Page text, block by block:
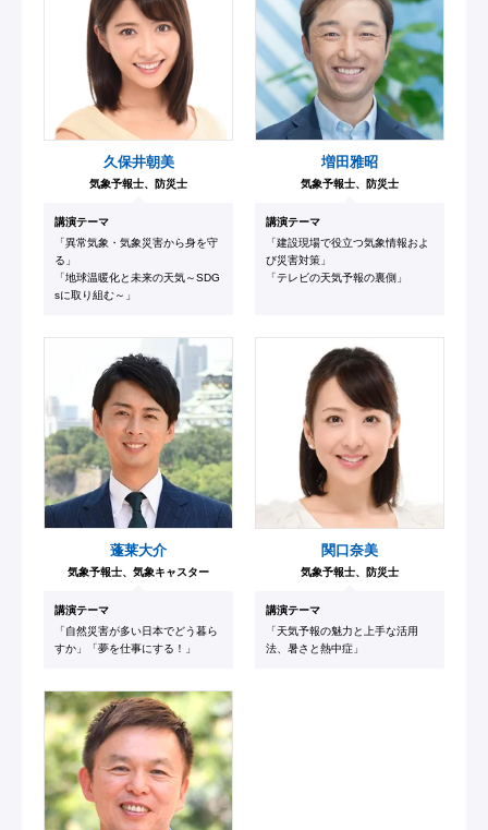
久保井朝美
気象予報士、防災士
講演テーマ
「異常気象・気象災害から身を守
る」
「地球温暖化と未来の天気～SDG
sに取り組む～」
増田雅昭
気象予報士、防災士
講演テーマ
「建設現場で役立つ気象情報およ
び災害対策」
「テレビの天気予報の裏側」
蓬莱大介
気象予報士、気象キャスター
講演テーマ
「自然災害が多い日本でどう暮ら
すか」「夢を仕事にする！」
関口奈美
気象予報士、防災士
講演テーマ
「天気予報の魅力と上手な活用
法、暑さと熱中症」